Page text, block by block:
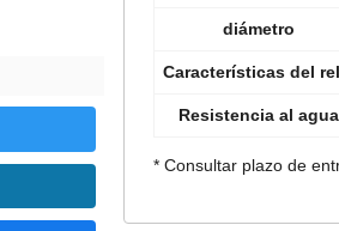
diámetro
Características del
Resistencia al agua
* Consultar plazo de